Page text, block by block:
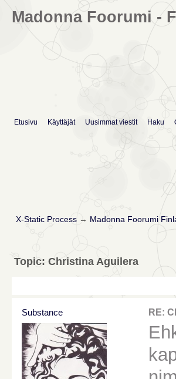
Madonna Foorumi -
Etusivu Käyttäjät Uusimmat viestit Haku
X-Static Process→ Madonna Foorumi
Topic: Christina Aguilera
Substance RE: